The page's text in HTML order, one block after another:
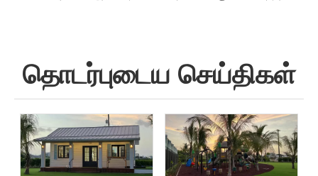
தொடர்புடைய செய்திகள்